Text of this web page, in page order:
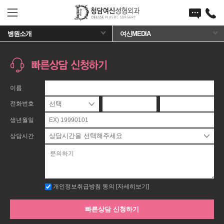
신성형외과 퀵메뉴 열기/닫기
전화걸기
병원소개 여신MEDIA
이름
전화번호
생년월일
상담시간
개인정보취급방침 동의 [자세히보기]
빠른상담 신청하기